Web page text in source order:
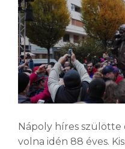
Nápoly híres
volna idén 88 éves.